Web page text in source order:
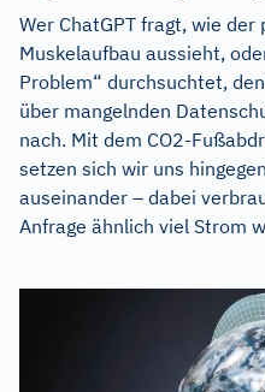
Wer ChatGPT fragt, wie
Muskelaufbau aussieht,
Problem“ durchsuchtet,
über mangelnden
nach. Mit dem CO2-
setzen sich wir uns
auseinander – dabei
Anfrage ähnlich viel Strom